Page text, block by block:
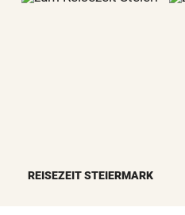
REISEZEIT STEIERMARK